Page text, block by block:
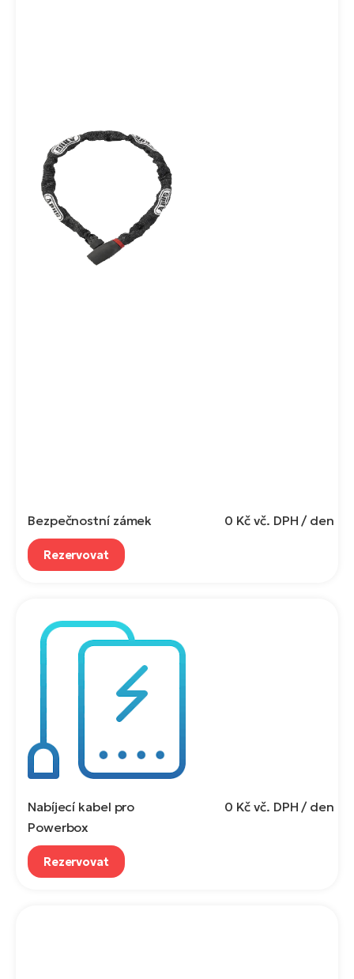
Bezpečnostní zámek 0 Kčvč. DPH / den
Rezervovat
Nabíjecí kabel pro
Powerbox
0 Kčvč. DPH / den
Rezervovat